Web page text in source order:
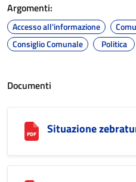
Argomenti:
Accesso all'informazione
Consiglio Comunale
Politica
Documenti
Situazione